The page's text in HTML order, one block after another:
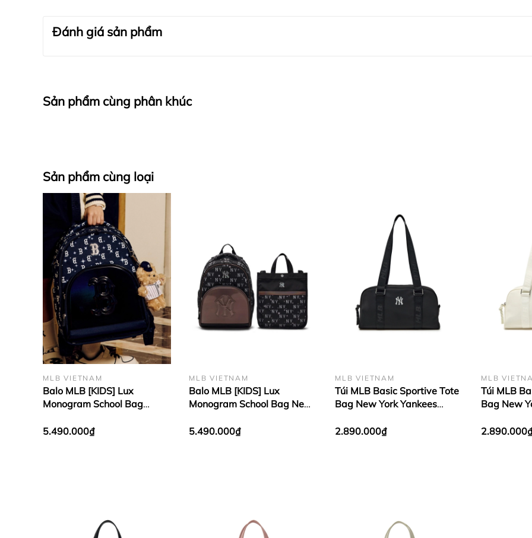
Đánh giá sản phẩm
Sản phẩm cùng phân khúc
Sản phẩm cùng loại
MLB VIETNAM
Balo MLB [KIDS] Lux
Monogram School Bag
5.490.000₫
MLB VIETNAM
Balo MLB [KIDS] Lux
Monogram School Bag New
5.490.000₫
MLB VIETNAM
Túi MLB Basic Sportive Tote
Bag New York Yankees
2.890.000₫
MLB
Túi MLB
Bag New